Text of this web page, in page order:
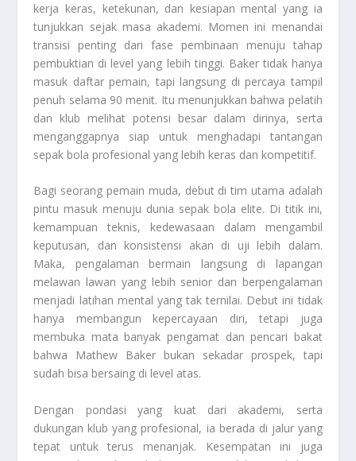
kerja keras, ketekunan, dan kesiapan mental yang ia
tunjukkan sejak masa akademi. Momen ini menandai
transisi penting dari fase pembinaan menuju tahap
pembuktian di level yang lebih tinggi. Baker tidak hanya
masuk daftar pemain, tapi langsung di percaya tampil
penuh selama 90 menit. Itu menunjukkan bahwa pelatih
dan klub melihat potensi besar dalam dirinya, serta
menganggapnya siap untuk menghadapi tantangan
sepak bola profesional yang lebih keras dan kompetitif.
Bagi seorang pemain muda, debut di tim utama adalah
pintu masuk menuju dunia sepak bola elite. Di titik ini,
kemampuan teknis, kedewasaan dalam mengambil
keputusan, dan konsistensi akan di uji lebih dalam.
Maka, pengalaman bermain langsung di lapangan
melawan lawan yang lebih senior dan berpengalaman
menjadi latihan mental yang tak ternilai. Debut ini tidak
hanya membangun kepercayaan diri, tetapi juga
membuka mata banyak pengamat dan pencari bakat
bahwa Mathew Baker bukan sekadar prospek, tapi
sudah bisa bersaing di level atas.
Dengan pondasi yang kuat dari akademi, serta
dukungan klub yang profesional, ia berada di jalur yang
tepat untuk terus menanjak. Kesempatan ini juga